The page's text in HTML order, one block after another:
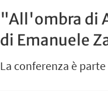
"All'ombra di
di Emanuele
La conferenza è